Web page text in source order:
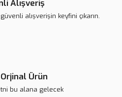
Alışveriş
alışverişin keyfini çıkarın.
Ürün
bu alana gelecek